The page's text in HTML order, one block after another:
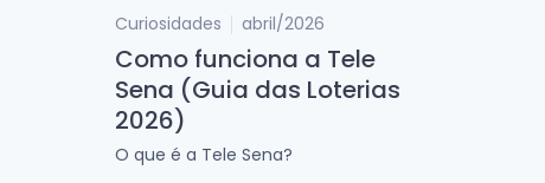
Curiosidades abril/2026
Como funciona a Tele
Sena (Guia das Loterias
2026)
O que é a Tele Sena?